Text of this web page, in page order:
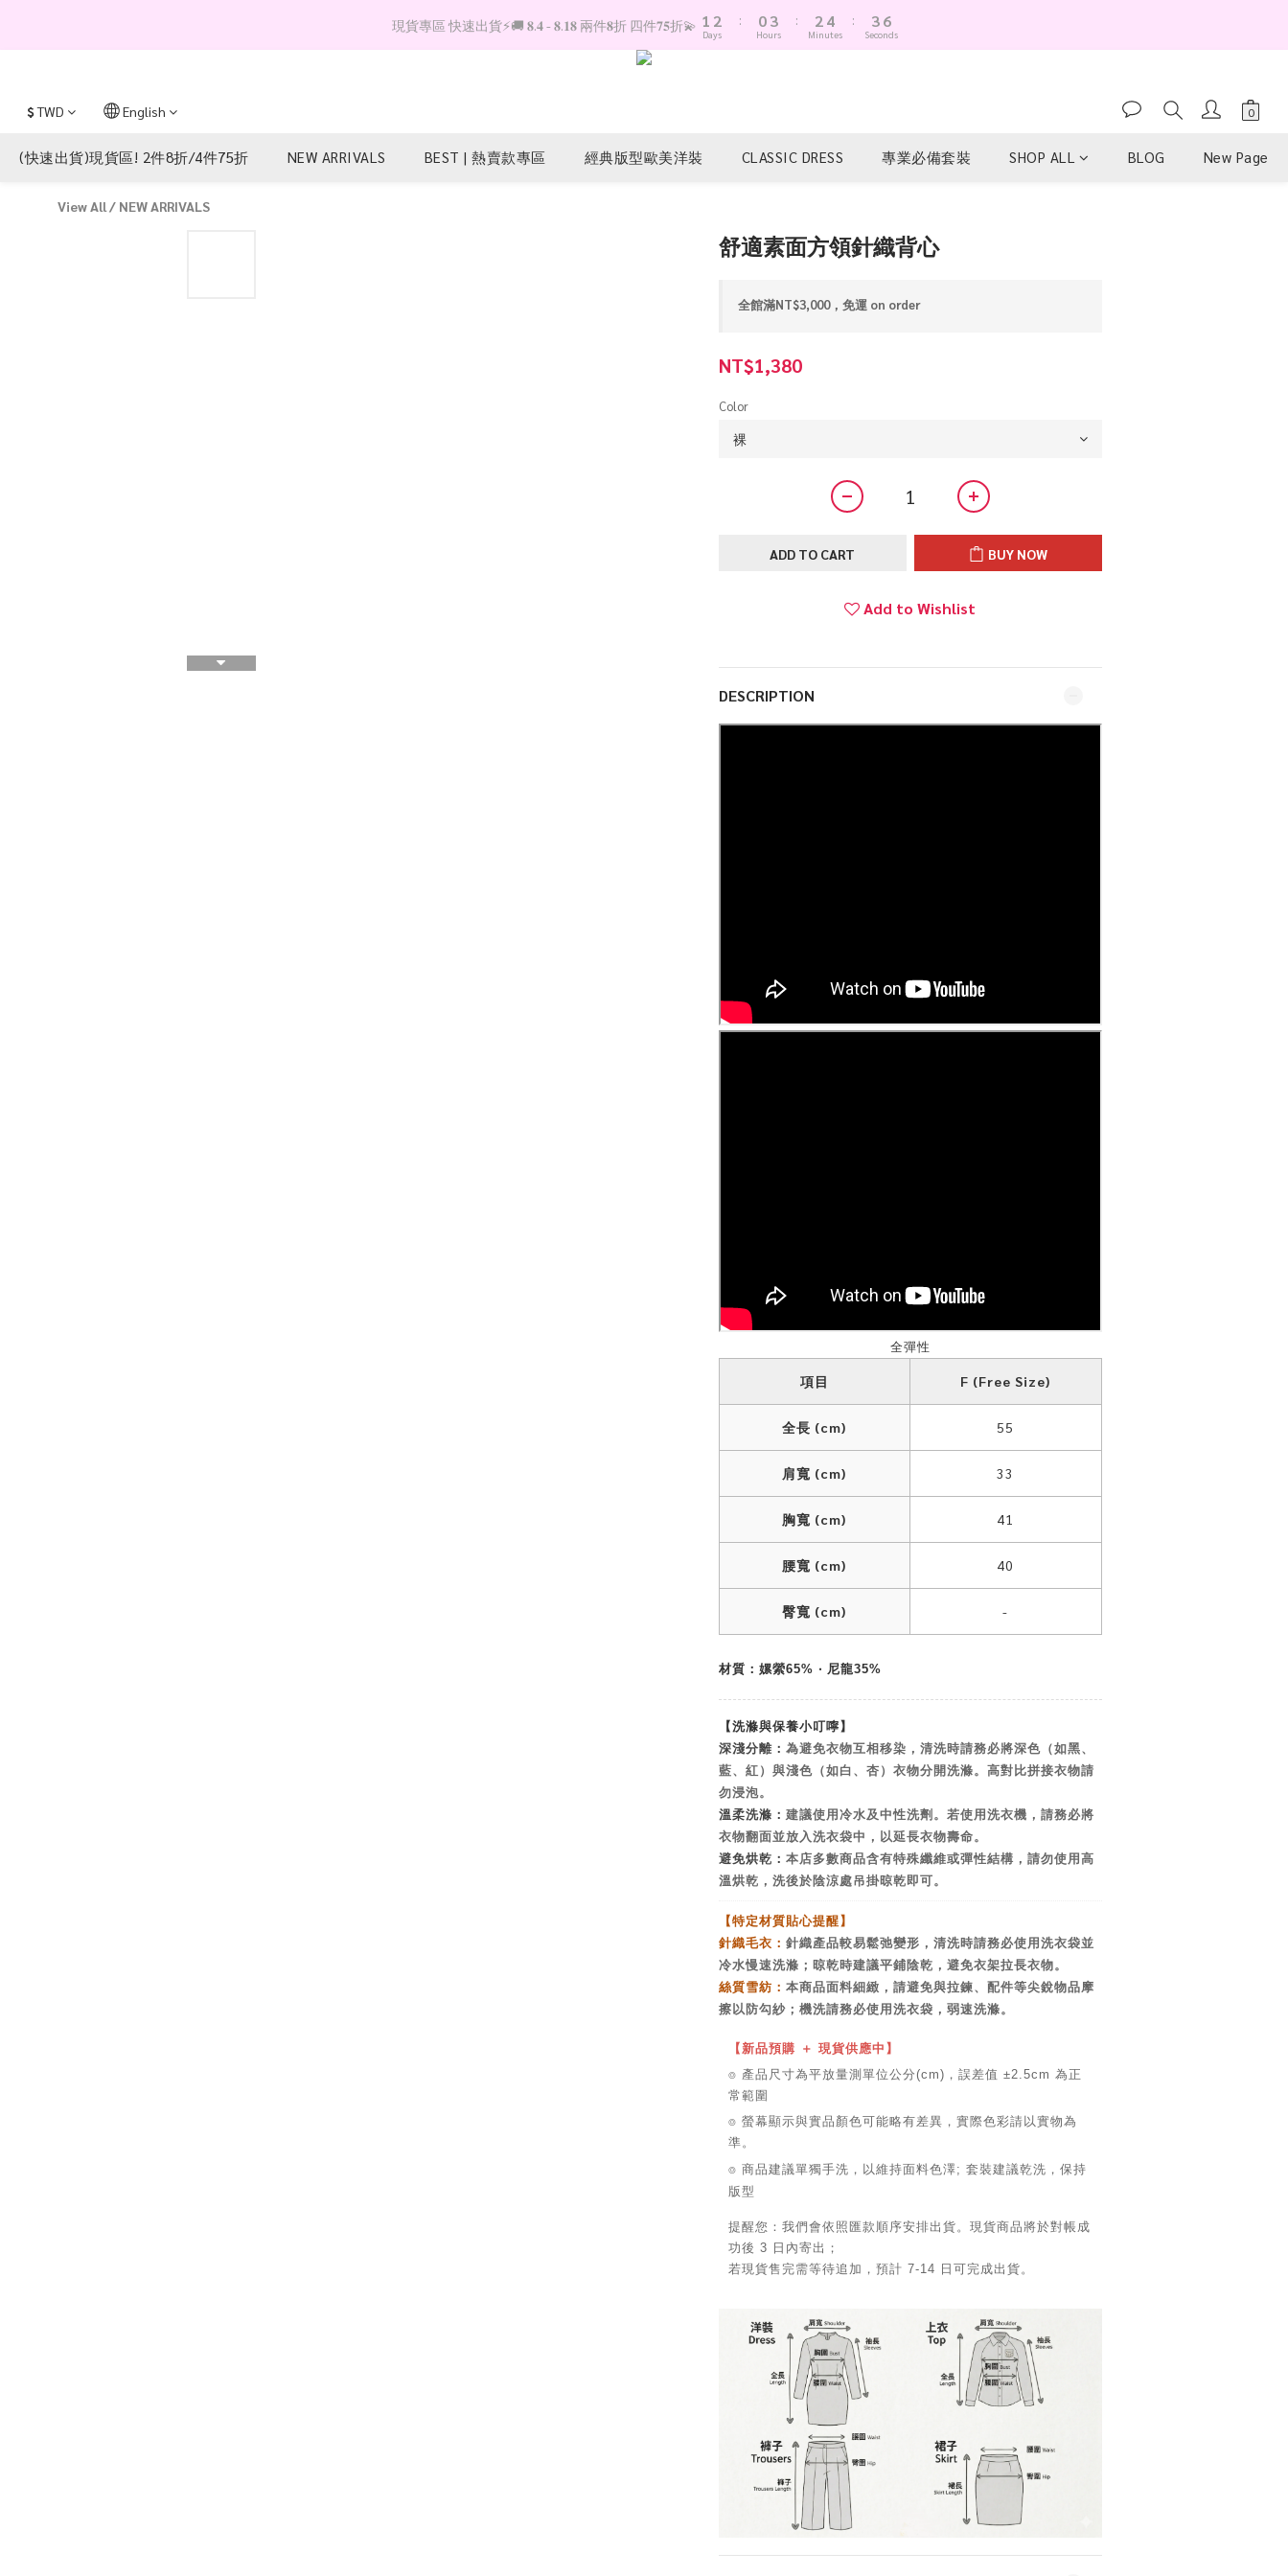
現貨專區 快速出貨⚡️🚚 𝟖.𝟒 - 𝟖.𝟏𝟖 兩件𝟖折 四件𝟕𝟓折💫 1
0
2
1
Days
:
03
2
Hours
:
2
1
4
3
Minutes
:
3
2
5
4
Seconds
$TWD English
(快速出貨)現貨區! 2件8折/4件75折 NEW ARRIVALS BEST | 熱賣款專區 經典版型歐美洋裝 CLASSIC DRESS 專業必備套裝 SHOP ALL BLOG New Page
View All/ NEW ARRIVALS
舒適素面方領針織背心
全館滿NT$3,000，免運 on order
NT$1,380
Color
ADD TO CART BUY NOW
Add to Wishlist
DESCRIPTION
全彈性
項目 F (Free Size)
全長 (cm) 55
肩寬 (cm) 33
胸寬 (cm) 41
腰寬 (cm) 40
臀寬 (cm) -
材質：嫘縈65% ‧ 尼龍35%
【洗滌與保養小叮嚀】
深淺分離： 為避免衣物互相移染，清洗時請務必將深色（如黑、
藍、紅）與淺色（如白、杏）衣物分開洗滌。高對比拼接衣物請
勿浸泡。
溫柔洗滌： 建議使用冷水及中性洗劑。若使用洗衣機，請務必將
衣物翻面並放入洗衣袋中，以延長衣物壽命。
避免烘乾： 本店多數商品含有特殊纖維或彈性結構，請勿使用高
溫烘乾，洗後於陰涼處吊掛晾乾即可。
【特定材質貼心提醒】
針織毛衣： 針織產品較易鬆弛變形，清洗時請務必使用洗衣袋並
冷水慢速洗滌；晾乾時建議平鋪陰乾，避免衣架拉長衣物。
絲質雪紡： 本商品面料細緻，請避免與拉鍊、配件等尖銳物品摩
擦以防勾紗；機洗請務必使用洗衣袋，弱速洗滌。
【新品預購 ＋ 現貨供應中】
⌾ 產品尺寸為平放量測單位公分(cm)，誤差值 ±2.5cm 為正
常範圍
⌾ 螢幕顯示與實品顏色可能略有差異，實際色彩請以實物為
準。
⌾ 商品建議單獨手洗，以維持面料色澤; 套裝建議乾洗，保持
版型
提醒您：我們會依照匯款順序安排出貨。現貨商品將於對帳成
功後 3 日內寄出；
若現貨售完需等待追加，預計 7-14 日可完成出貨。